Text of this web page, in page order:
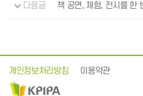
다음글
책 공연, 체험, 전시를 한
개인정보처리방침 이용약관